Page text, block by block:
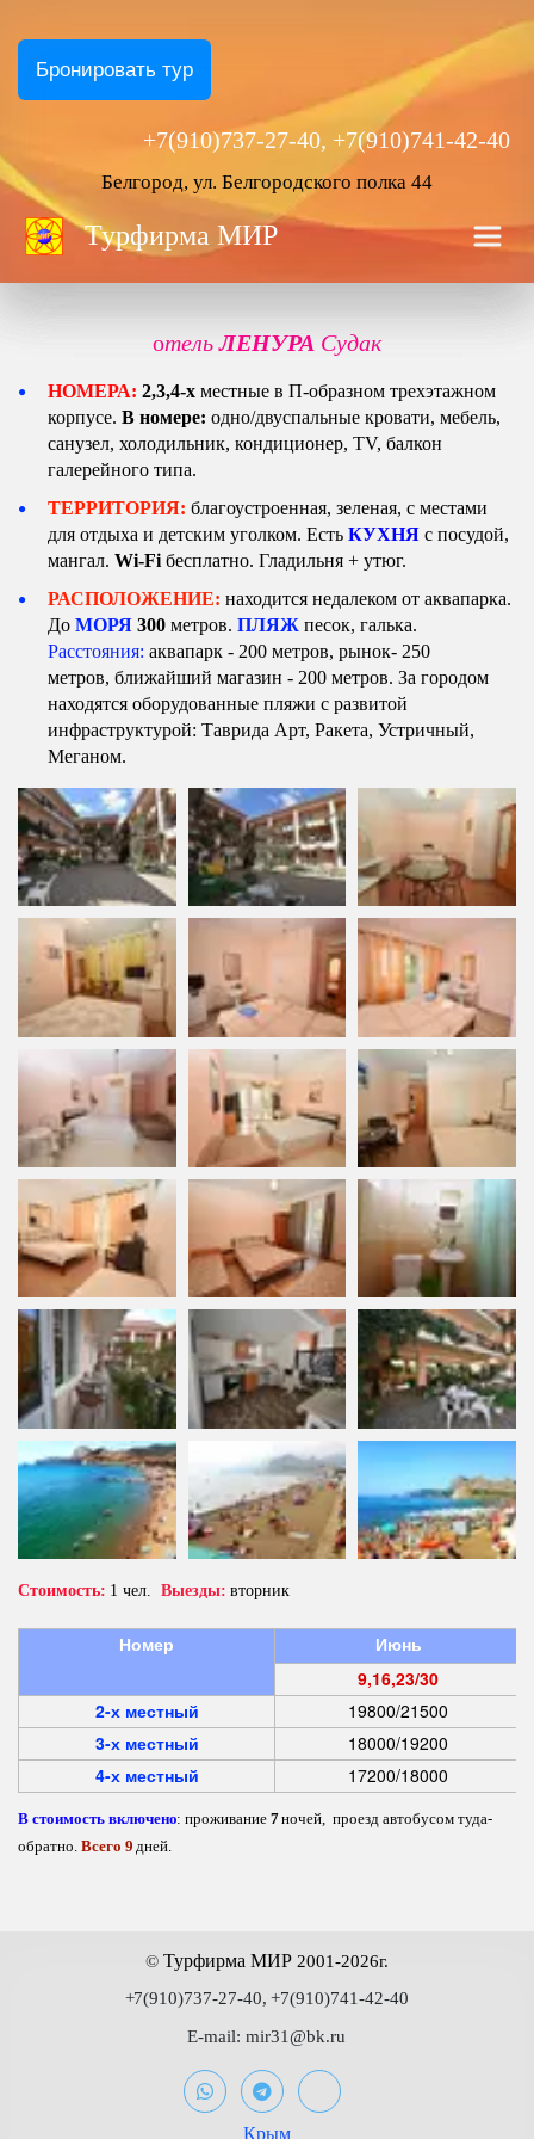
Бронировать тур
+7(910)737-27-40, +7(910)741-42-40
Белгород, ул. Белгородского полка 44
Турфирма МИР
отель ЛЕНУРА Судак
НОМЕРА: 2,3,4-х местные в П-образном трехэтажном
корпусе. В номере: одно/двуспальные кровати, мебель,
санузел, холодильник, кондиционер, ТV, балкон
галерейного типа.
ТЕРРИТОРИЯ: благоустроенная, зеленая, с местами
для отдыха и детским уголком. Есть КУХНЯ с посудой,
мангал. Wi-Fi бесплатно. Гладильня + утюг.
РАСПОЛОЖЕНИЕ: находится недалеком от аквапарка.
До МОРЯ 300 метров. ПЛЯЖ
Расстояния: аквапарк - 200 метров, рынок- 250
метров, ближайший магазин - 200 метров. За городом
находятся оборудованные пляжи с развитой
инфраструктурой: Таврида Арт, Ракета, Устричный,
Меганом.
Стоимость: 1 чел. Выезды: вторник
Номер
Июнь
9,16,23/30
2-х местный
19800/21500
3-х местный
18000/19200
4-х местный
17200/18000
В стоимость включено: проживание 7 ночей,  проезд автобусом туда-
обратно. Всего 9 дней.
© Турфирма МИР 2001-2026г.
+7(910)737-27-40, +7(910)741-42-40
E-mail: mir31@bk.ru
Крым